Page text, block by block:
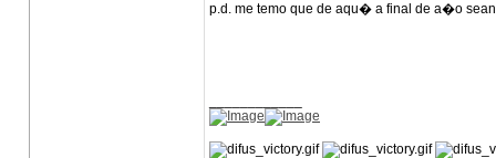
p.d. me temo que de aqu� a final de a�o